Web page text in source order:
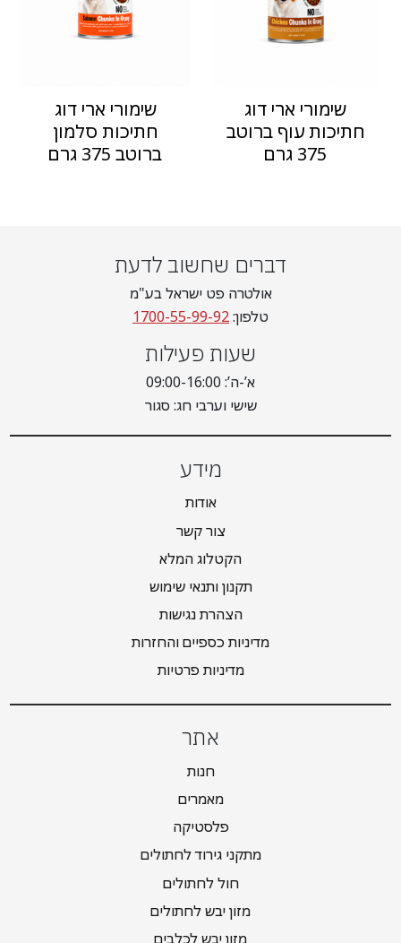
שימורי ארי דוג
חתיכות עוף ברוטב
375 גרם
שימורי ארי דוג
חתיכות סלמון
ברוטב 375 גרם
דברים שחשוב לדעת
אולטרה פט ישראל בע"מ
טלפון:1700-55-99-92
שעות פעילות
א’-ה’: 09:00-16:00
שישי וערבי חג: סגור
מידע
אודות
צור קשר
הקטלוג המלא
תקנון ותנאי שימוש
הצהרת נגישות
מדיניות כספיים והחזרות
מדיניות פרטיות
אתר
חנות
מאמרים
פלסטיקה
מתקני גירוד לחתולים
חול לחתולים
מזון יבש לחתולים
מזון יבש לכלבים